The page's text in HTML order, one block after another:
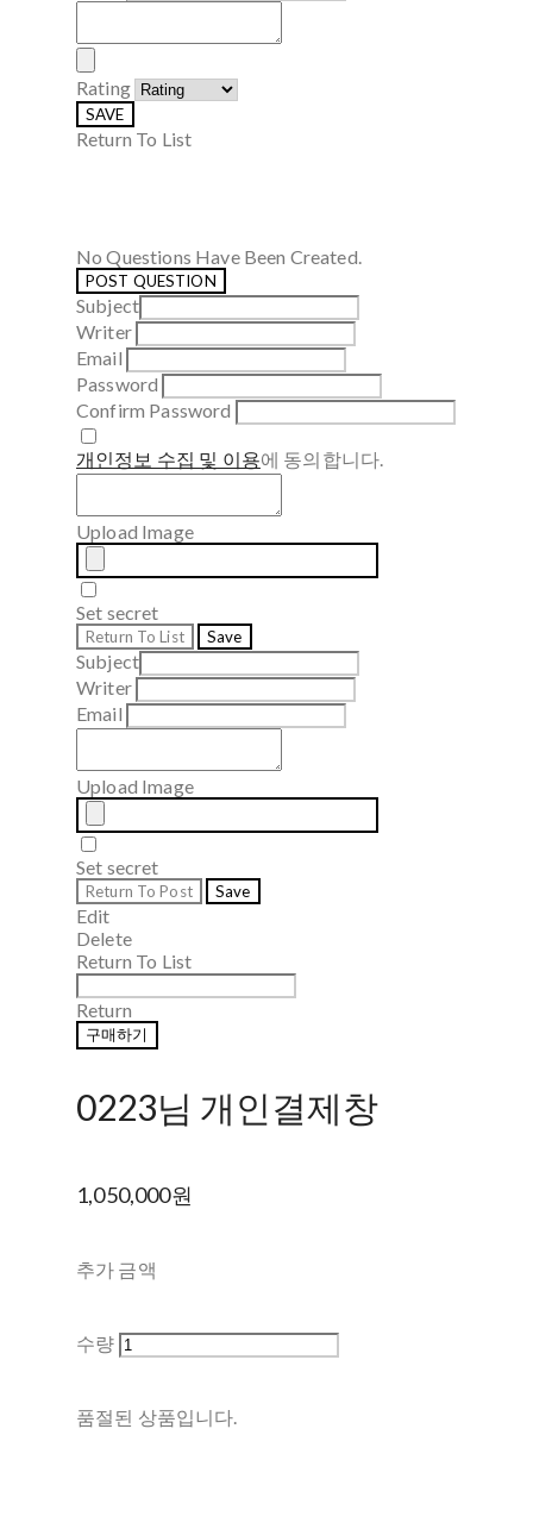
Rating
SAVE
Return To List
No Questions Have Been Created.
POST QUESTION
Subject
Writer
Email
Password
Confirm Password
개인정보 수집 및 이용에 동의합니다.
Upload Image
Set secret
Return To List Save
Subject
Writer
Email
Upload Image
Set secret
Return To Post Save
Edit
Delete
Return To List
Return
구매하기
0223님 개인결제창
1,050,000원
추가 금액
수량
품절된 상품입니다.